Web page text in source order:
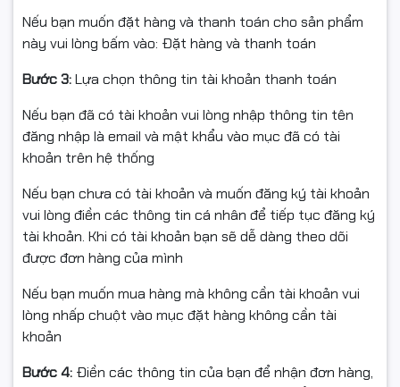
✅ Bảo hành 36 tháng chính hãng
✅ Giao hàng nhanh – Đóng gói an toàn toàn quốc
📌 Điều kiện hoàn hàng
Quý khách quay video khi bóc hàng để làm bằng chứng
nếu sản phẩm bị hư hỏng, va đập hoặc lỗi vận chuyển.
Nếu sản phẩm không sử dụng được hoặc chưa biết
cách dùng, vui lòng liên hệ trước khi hoàn hàng để
được hỗ trợ.
Sản phẩm hoàn trả cần được đóng gói nguyên vẹn như
lúc nhận, tránh thiếu linh kiện hoặc hư hỏng.
Chỉ hỗ trợ đổi/hoàn khi sản phẩm còn nguyên trạng và
Nếu bạn muốn đặt hàng và thanh toán cho sản phẩm
này vui lòng bấm vào: Đặt hàng và thanh toán
Bước 3:Lựa chọn thông tin tài khoản thanh toán
Nếu bạn đã có tài khoản vui lòng nhập thông tin tên
đăng nhập là email và mật khẩu vào mục đã có tài
khoản trên hệ thống
Nếu bạn chưa có tài khoản và muốn đăng ký tài khoản
vui lòng điền các thông tin cá nhân để tiếp tục đăng ký
tài khoản. Khi có tài khoản bạn sẽ dễ dàng theo dõi
được đơn hàng của mình
Nếu bạn muốn mua hàng mà không cần tài khoản vui
lòng nhấp chuột vào mục đặt hàng không cần tài
khoản
Bước 4: Điền các thông tin của bạn để nhận đơn hàng,